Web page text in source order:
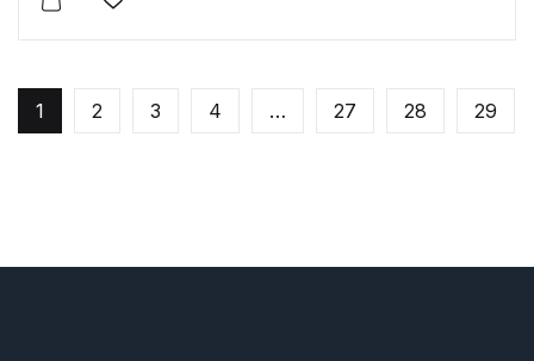
Aggiungi alla lista dei desideri
1 2 3 4 … 27 28 29